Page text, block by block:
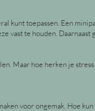
kunt toepassen. Een
vast te houden. Daarnaast
Maar hoe herken je
voor ongemak. Hoe